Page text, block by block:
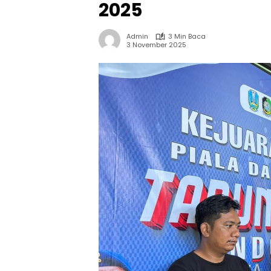
2025
Admin
3 Min Baca
3 November 2025